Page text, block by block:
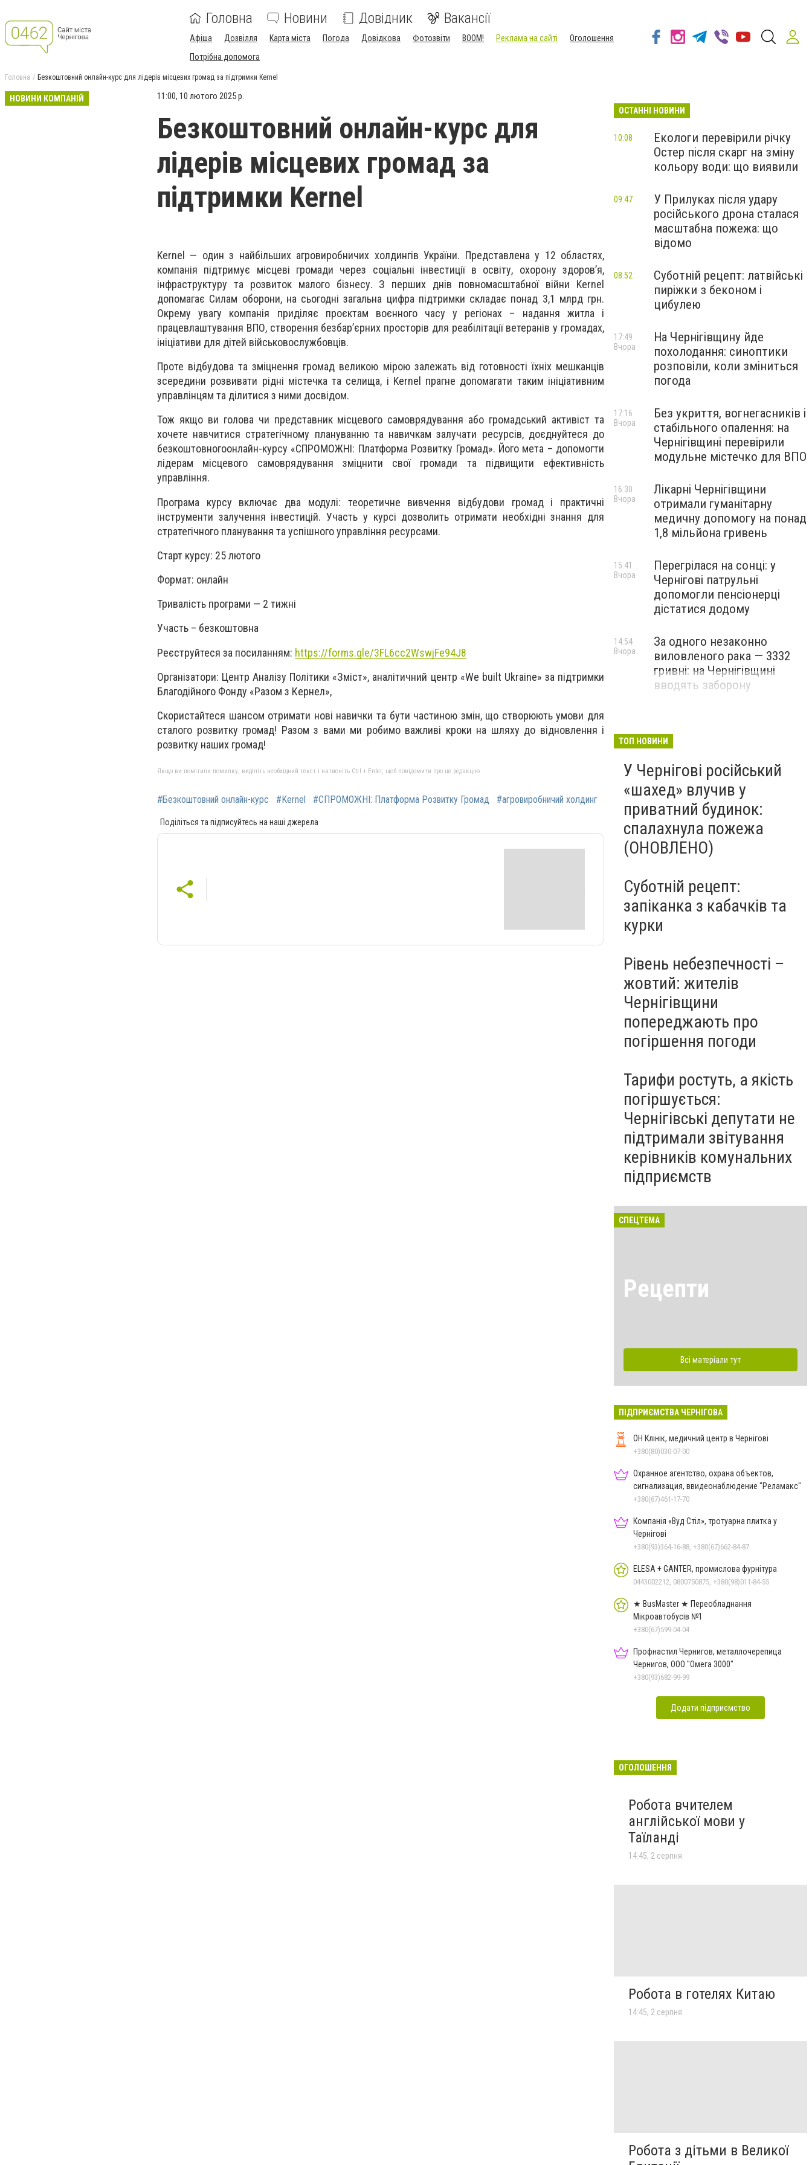
Головна Новини Довідник Вакансії
Афіша Дозвілля Карта міста Погода Довідкова Фотозвіти BOOM! Реклама на сайті
Оголошення
Потрібна допомога
Головна Безкоштовний онлайн-курс для лідерів місцевих громад за підтримки Kernel
НОВИНИ КОМПАНІЙ 11:00, 10 лютого 2025 р.
Безкоштовний онлайн-курс для
лідерів місцевих громад за
підтримки Kernel
Kernel — один з найбільших агровиробничих холдингів України. Представлена у 12 областях,
компанія підтримує місцеві громади через соціальні інвестиції в освіту, охорону здоров’я,
інфраструктуру та розвиток малого бізнесу. З перших днів повномасштабної війни Kernel
допомагає Силам оборони, на сьогодні загальна цифра підтримки складає понад 3,1 млрд грн.
Окрему увагу компанія приділяє проєктам воєнного часу у регіонах – надання житла і
працевлаштування ВПО, створення безбар’єрних просторів для реабілітації ветеранів у громадах,
ініціативи для дітей військовослужбовців.
Проте відбудова та зміцнення громад великою мірою залежать від готовності їхніх мешканців
зсередини розвивати рідні містечка та селища, і Kernel прагне допомагати таким ініціативним
управлінцям та ділитися з ними досвідом.
Тож якщо ви голова чи представник місцевого самоврядування або громадський активіст та
хочете навчитися стратегічному плануванню та навичкам залучати ресурсів, доєднуйтеся до
безкоштовногоонлайн-курсу «СПРОМОЖНІ: Платформа Розвитку Громад». Його мета – допомогти
лідерам місцевого самоврядування зміцнити свої громади та підвищити ефективність
управління.
Програма курсу включає два модулі: теоретичне вивчення відбудови громад і практичні
інструменти залучення інвестицій. Участь у курсі дозволить отримати необхідні знання для
стратегічного планування та успішного управління ресурсами.
Старт курсу: 25 лютого
Формат: онлайн
Тривалість програми — 2 тижні
Участь – безкоштовна
Реєструйтеся за посиланням: https://forms.gle/3FL6cc2WswjFe94J8
Організатори: Центр Аналізу Політики «Зміст», аналітичний центр «We built Ukraine» за підтримки
Благодійного Фонду «Разом з Кернел»,
Скористайтеся шансом отримати нові навички та бути частиною змін, що створюють умови для
сталого розвитку громад! Разом з вами ми робимо важливі кроки на шляху до відновлення і
розвитку наших громад!
Якщо ви помітили помилку, виділіть необхідний текст і натисніть Ctrl + Enter, щоб повідомити про це редакцію
#Безкоштовний онлайн-курс #Kernel #СПРОМОЖНІ: Платформа Розвитку Громад #агровиробничий холдинг
Поділіться та підписуйтесь на наші джерела
ОСТАННІ НОВИНИ
Екологи перевірили річку
Остер після скарг на зміну
кольору води: що виявили
10:08
У Прилуках після удару
російського дрона сталася
масштабна пожежа: що
відомо
09:47
Суботній рецепт: латвійські
пиріжки з беконом і
цибулею
08:52
На Чернігівщину йде
похолодання: синоптики
розповіли, коли зміниться
погода
17:49
Вчора
Без укриття, вогнегасників і
стабільного опалення: на
Чернігівщині перевірили
модульне містечко для ВПО
17:16
Вчора
Лікарні Чернігівщини
отримали гуманітарну
медичну допомогу на понад
1,8 мільйона гривень
16:30
Вчора
Перегрілася на сонці: у
Чернігові патрульні
допомогли пенсіонерці
дістатися додому
15:41
Вчора
За одного незаконно
виловленого рака — 3332
гривні: на Чернігівщині
вводять заборону
14:54
Вчора
ТОП НОВИНИ
У Чернігові російський
«шахед» влучив у
приватний будинок:
спалахнула пожежа
(ОНОВЛЕНО)
Суботній рецепт:
запіканка з кабачків та
курки
Рівень небезпечності –
жовтий: жителів
Чернігівщини
попереджають про
погіршення погоди
Тарифи ростуть, а якість
погіршується:
Чернігівські депутати не
підтримали звітування
керівників комунальних
підприємств
СПЕЦТЕМА
Рецепти
Всі матеріали тут
ПІДПРИЄМСТВА ЧЕРНІГОВА
ОН Клінік, медичний центр в Чернігові
+380(80)030-07-00
Охранное агентство, охрана объектов,
сигнализация, ввидеонаблюдение "Реламакс"
+380(67)461-17-70
Компанія «Вуд Стіл», тротуарна плитка у
Чернігові
+380(93)364-16-88, +380(67)662-84-87
ELESA + GANTER, промислова фурнітура
0443002212, 0800750875, +380(98)011-84-55
★ BusMaster ★ Переобладнання
Мікроавтобусів №1
+380(67)599-04-04
Профнастил Чернигов, металлочерепица
Чернигов, ООО "Омега 3000"
+380(93)682-99-99
Додати підприємство
ОГОЛОШЕННЯ
Робота вчителем
англійської мови у
Таїланді
14:45, 2 серпня
Робота в готелях Китаю
14:45, 2 серпня
Робота з дітьми в Великої